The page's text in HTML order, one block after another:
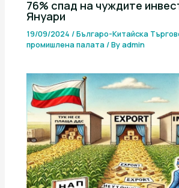
76% спад на чуждите
Януари
19/09/2024/Българо-Китайска
промишлена палaта/ Byadmin